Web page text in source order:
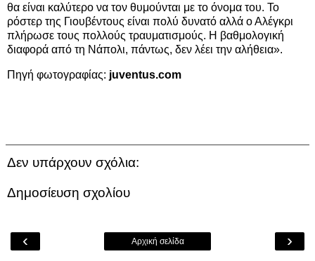
θα είναι καλύτερο να τον θυμούνται με το όνομα του. Το
ρόστερ της Γιουβέντους είναι πολύ δυνατό αλλά ο Αλέγκρι
πλήρωσε τους πολλούς τραυματισμούς. Η βαθμολογική
διαφορά από τη Νάπολι, πάντως, δεν λέει την αλήθεια».
Πηγή φωτογραφίας: juventus.com
Δεν υπάρχουν σχόλια:
Δημοσίευση σχολίου
‹ ›
Αρχική σελίδα